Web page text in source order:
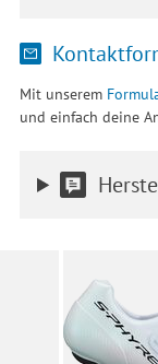
Mit unserem
und einfach deine